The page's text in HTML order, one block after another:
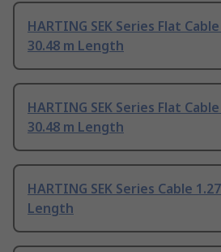
HARTING SEK Series Flat
30.48 m Length
HARTING SEK Series Flat
30.48 m Length
HARTING SEK Series Cable
Length